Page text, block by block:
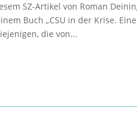
SZ-Artikel von Roman
Buch „CSU in der Krise.
die von...